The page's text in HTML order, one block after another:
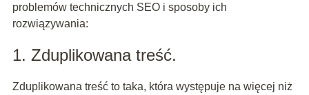
problemów technicznych SEO i sposoby ich
rozwiązywania:
1. Zduplikowana treść.
Zduplikowana treść to taka, która występuje na więcej niż